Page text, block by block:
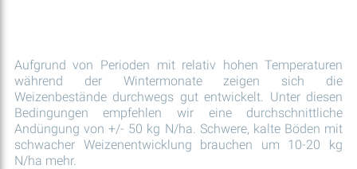
Aufgrund von Perioden mit relativ hohen Temperaturen
während der Wintermonate zeigen sich die
Weizenbestände durchwegs gut entwickelt. Unter diesen
Bedingungen empfehlen wir eine durchschnittliche
Andüngung von +/- 50 kg N/ha. Schwere, kalte Böden mit
schwacher Weizenentwicklung brauchen um 10-20 kg
N/ha mehr.